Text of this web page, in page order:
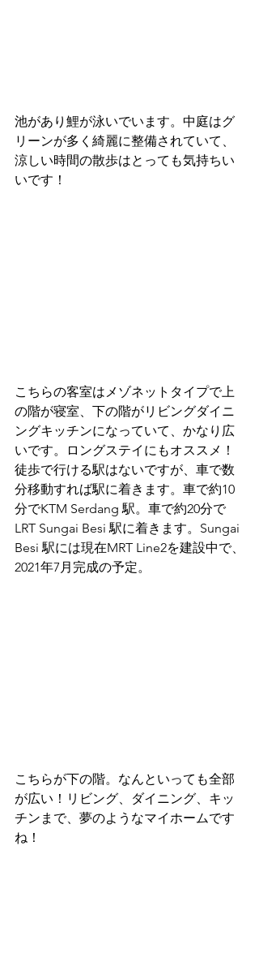
池があり鯉が泳いでいます。中庭はグ
リーンが多く綺麗に整備されていて、
涼しい時間の散歩はとっても気持ちい
いです！
こちらの客室はメゾネットタイプで上
の階が寝室、下の階がリビングダイニ
ングキッチンになっていて、かなり広
いです。ロングステイにもオススメ！
徒歩で行ける駅はないですが、車で数
分移動すれば駅に着きます。車で約10
分でKTM Serdang 駅。車で約20分で
LRT Sungai Besi 駅に着きます。Sungai
Besi 駅には現在MRT Line2を建設中で、
2021年7月完成の予定。
こちらが下の階。なんといっても全部
が広い！リビング、ダイニング、キッ
チンまで、夢のようなマイホームです
ね！